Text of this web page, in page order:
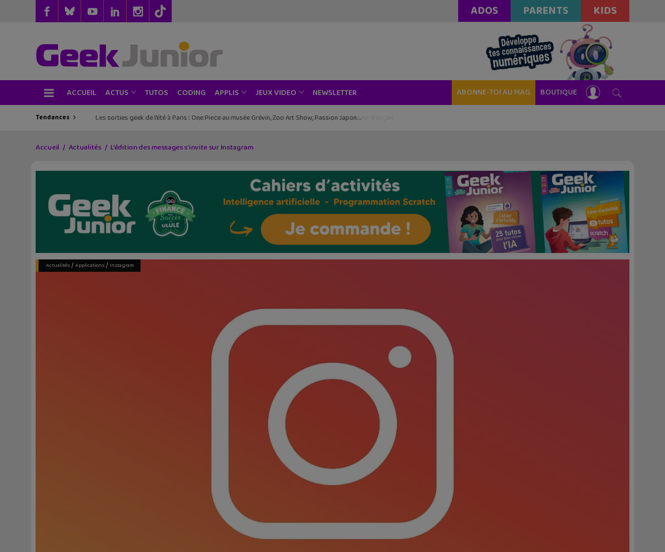
ADOS PARENTS KIDS
ACCUEIL ACTUS TUTOS CODING APPLIS JEUX VIDEO NEWSLETTER ABONNE-TOI AU MAG BOUTIQUE
Tendances Les sorties geek de l’été à Paris : One Piece au musée Grévin, Zoo Art Show, Passion Japon…
Accueil Actualités L’édition des messages s’invite sur Instagram
Actualités/ Applications/ Instagram